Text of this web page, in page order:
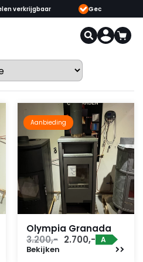
Gecertificeerde opgeleide adviseurs &
Aanbieding
Olympia Granada
3.200,- Oorspronkelijke
2.700,- Huidige
A
Bekijken